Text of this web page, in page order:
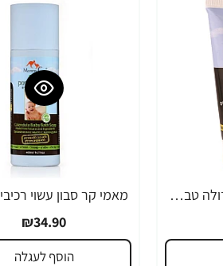
מאמי קר משחת קלנדולה טבעית למניעה וטיפול בתפרחת חיתולים - 120 מ"ל
₪34.90
הוסף לעגלה